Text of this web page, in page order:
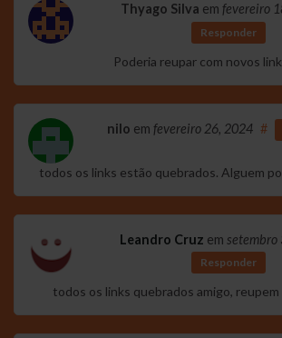
Thyago Silva em fevereiro
Responder
Poderia reupar com novos
nilo em fevereiro 26, 2024 #
todos os links estão quebrados. Alguem
Leandro Cruz em setembro
Responder
todos os links quebrados amigo,